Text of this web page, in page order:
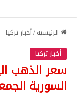
الرئيسية/أخبار تركيا
أخبار تركيا
سعر الذهب
السورية الجمعة 1/3/